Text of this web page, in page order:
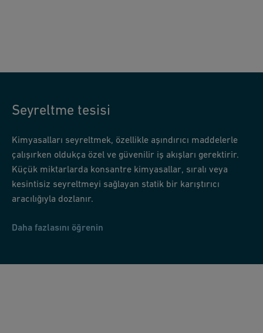
Seyreltme tesisi
Kimyasalları seyreltmek, özellikle aşındırıcı maddelerle
çalışırken oldukça özel ve güvenilir iş akışları gerektirir.
Küçük miktarlarda konsantre kimyasallar, sıralı veya
kesintisiz seyreltmeyi sağlayan statik bir karıştırıcı
aracılığıyla dozlanır.
Daha fazlasını öğrenin